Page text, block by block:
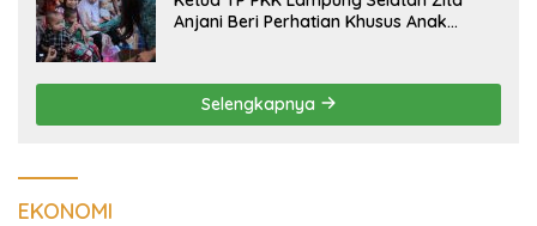
Anjani Beri Perhatian Khusus Anak
Selengkapnya
EKONOMI